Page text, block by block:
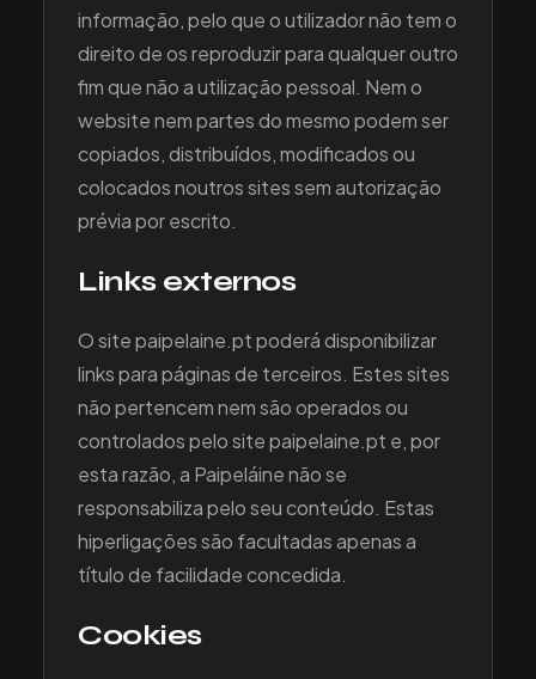
informação, pelo que o utilizador não tem o
direito de os reproduzir para qualquer outro
fim que não a utilização pessoal. Nem o
website nem partes do mesmo podem ser
copiados, distribuídos, modificados ou
colocados noutros sites sem autorização
prévia por escrito.
Links externos
O site paipelaine.pt poderá disponibilizar
links para páginas de terceiros. Estes sites
não pertencem nem são operados ou
controlados pelo site paipelaine.pt e, por
esta razão, a Paipeláine não se
responsabiliza pelo seu conteúdo. Estas
hiperligações são facultadas apenas a
título de facilidade concedida.
Cookies